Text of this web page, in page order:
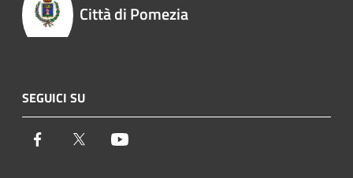
Città di Pomezia
SEGUICI SU
Facebook Twitter